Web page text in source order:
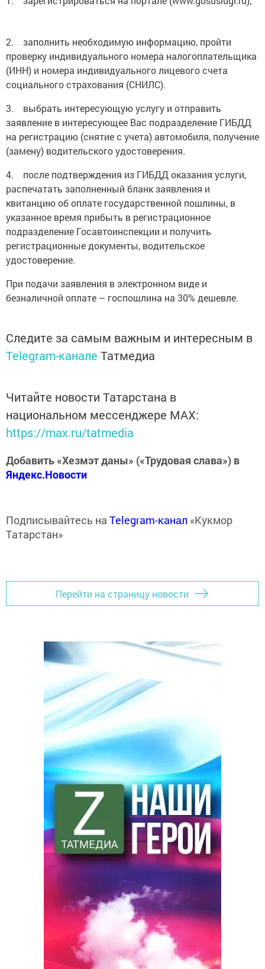
2. заполнить необходимую информацию, пройти
проверку индивидуального номера налогоплательщика
(ИНН) и номера индивидуального лицевого счета
социального страхования (СНИЛС).
3. выбрать интересующую услугу и отправить
заявление в интересующее Вас подразделение ГИБДД
на регистрацию (снятие с учета) автомобиля, получение
(замену) водительского удостоверения.
4. после подтверждения из ГИБДД оказания услуги,
распечатать заполненный бланк заявления и
квитанцию об оплате государственной пошлины, в
указанное время прибыть в регистрационное
подразделение Госавтоинспекции и получить
регистрационные документы, водительское
удостоверение.
При подачи заявления в электронном виде и
безналичной оплате – госпошлина на 30% дешевле.
Следите за самым важным и интересным в
Telegram-канале Татмедиа
Читайте новости Татарстана в
национальном мессенджере MАХ:
https://max.ru/tatmedia
Добавить «Хезмэт даны» («Трудовая слава») в
Яндекс.Новости
Подписывайтесь на Telegram-канал «Кукмор
Татарстан»
Перейти на страницу новости